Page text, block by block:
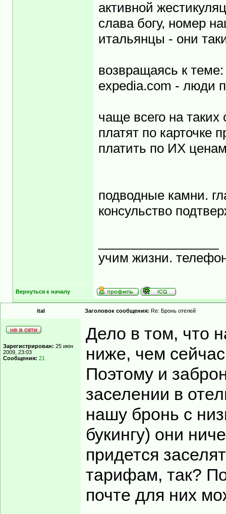
активной
слава богу, номер
итальянцы - они
возвращаясь к
expedia.com - люди
чаще всего на
платят по карточке
платить по ИХ
подводные камни.
консульство
учим жизни.
Вернуться к началу
ital Заголовок сообщения: Re: Бронь отелей
Зарегистрирован: 25 июн
2009, 23:03
Сообщения: 21
Дело в том, что
ниже, чем
Поэтому и
заселении в
нашу бронь с
букингу) они
придется
тарифам, так?
почте для них